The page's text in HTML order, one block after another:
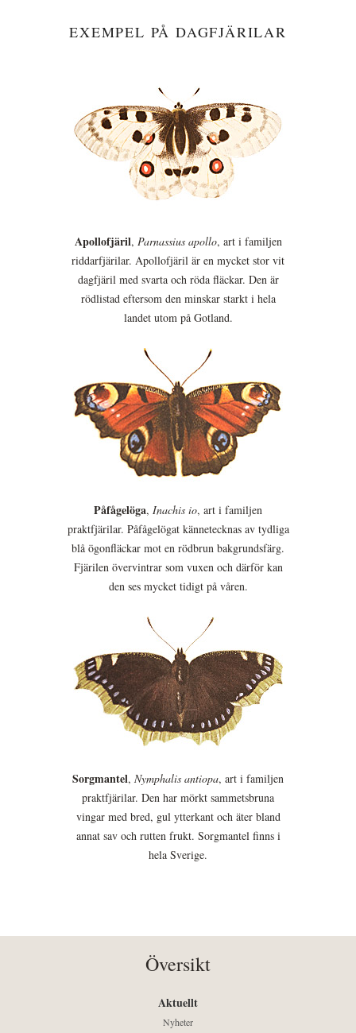
EXEMPEL PÅ DAGFJÄRILAR
Apollofjäril, Parnassius apollo, art i familjen
riddarfjärilar. Apollofjäril är en mycket stor vit
dagfjäril med svarta och röda fläckar. Den är
rödlistad eftersom den minskar starkt i hela
landet utom på Gotland.
Påfågelöga, Inachis io, art i familjen
praktfjärilar. Påfågelögat kännetecknas av tydliga
blå ögonfläckar mot en rödbrun bakgrundsfärg.
Fjärilen övervintrar som vuxen och därför kan
den ses mycket tidigt på våren.
Sorgmantel, Nymphalis antiopa, art i familjen
praktfjärilar. Den har mörkt sammetsbruna
vingar med bred, gul ytterkant och äter bland
annat sav och rutten frukt. Sorgmantel finns i
hela Sverige.
Översikt
Aktuellt
Nyheter